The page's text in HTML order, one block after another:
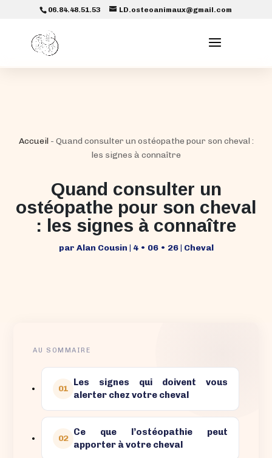
06.84.48.51.53 LD.osteoanimaux@gmail.com
Accueil- Quand consulter un ostéopathe pour son cheval :
les signes à connaître
Quand consulter un
ostéopathe pour son cheval
: les signes à connaître
par Alan Cousin | 4 • 06 • 26| Cheval
AU SOMMAIRE
01
Les signes qui doivent vous
alerter chez votre cheval
02
Ce que l’ostéopathie peut
apporter à votre cheval